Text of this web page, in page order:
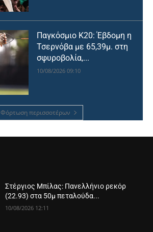
Παγκόσμιο Κ20: Έβδομη η
Τσερνόβα με 65,39μ. στη
σφυροβολία,...
10/08/2026 09:10
Φόρτωση περισσοτέρων
Στέργιος Μπίλας: Πανελλήνιο ρεκόρ
(22.93) στα 50μ πεταλούδα...
10/08/2026 12:11